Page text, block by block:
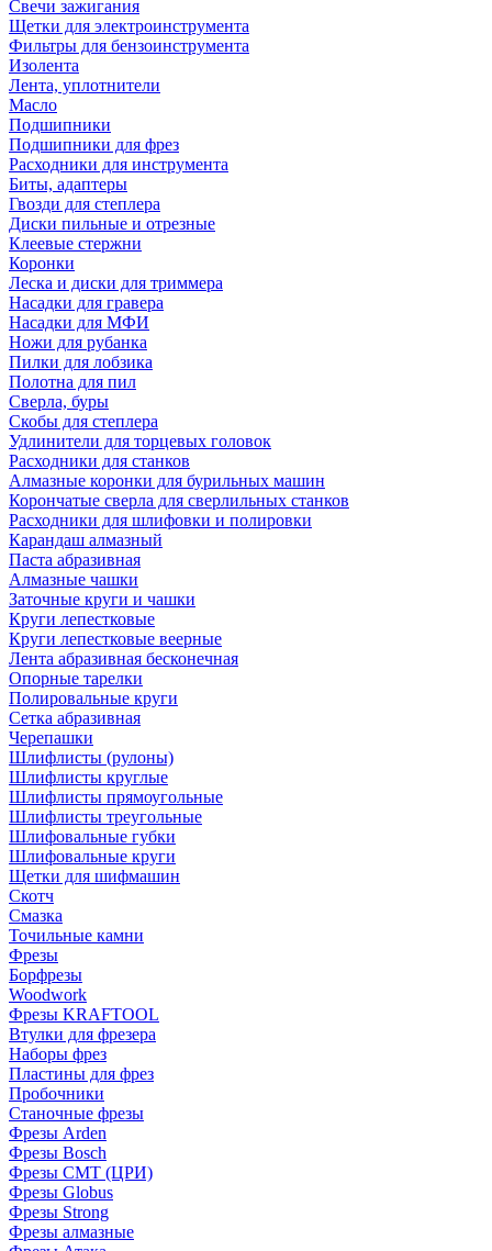
Свечи зажигания
Щетки для электроинструмента
Фильтры для бензоинструмента
Изолента
Лента, уплотнители
Масло
Подшипники
Подшипники для фрез
Расходники для инструмента
Биты, адаптеры
Гвозди для степлера
Диски пильные и отрезные
Клеевые стержни
Коронки
Леска и диски для триммера
Насадки для гравера
Насадки для МФИ
Ножи для рубанка
Пилки для лобзика
Полотна для пил
Сверла, буры
Скобы для степлера
Удлинители для торцевых головок
Расходники для станков
Алмазные коронки для бурильных машин
Корончатые сверла для сверлильных станков
Расходники для шлифовки и полировки
Карандаш алмазный
Паста абразивная
Алмазные чашки
Заточные круги и чашки
Круги лепестковые
Круги лепестковые веерные
Лента абразивная бесконечная
Опорные тарелки
Полировальные круги
Сетка абразивная
Черепашки
Шлифлисты (рулоны)
Шлифлисты круглые
Шлифлисты прямоугольные
Шлифлисты треугольные
Шлифовальные губки
Шлифовальные круги
Щетки для шифмашин
Скотч
Смазка
Точильные камни
Фрезы
Борфрезы
Woodwork
Фрезы KRAFTOOL
Втулки для фрезера
Наборы фрез
Пластины для фрез
Пробочники
Станочные фрезы
Фрезы Arden
Фрезы Bosch
Фрезы CMT (ЦРИ)
Фрезы Globus
Фрезы Strong
Фрезы алмазные